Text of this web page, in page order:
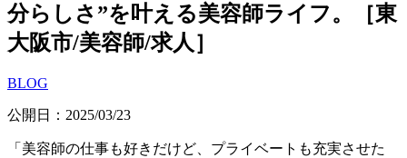
分らしさ”を叶える美容師ライフ。［東
大阪市/美容師/求人］
BLOG
公開日：2025/03/23
「美容師の仕事も好きだけど、プライベートも充実させた